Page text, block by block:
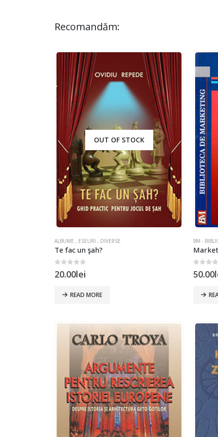
Recomandăm:
OUT OF STOCK
ALBUME , ESEURI , DIVERSE
Te fac un şah?
20.00lei
READ MORE
BM -
50.00